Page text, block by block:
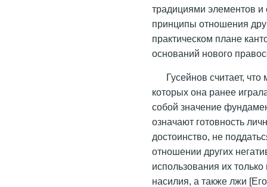
традициями элементов и
принципы отношения
практическом плане
оснований нового
Гусейнов считает,
которых она ранее
собой значение
означают готовность
достоинство, не
отношении других
использования их
насилия, а также лжи